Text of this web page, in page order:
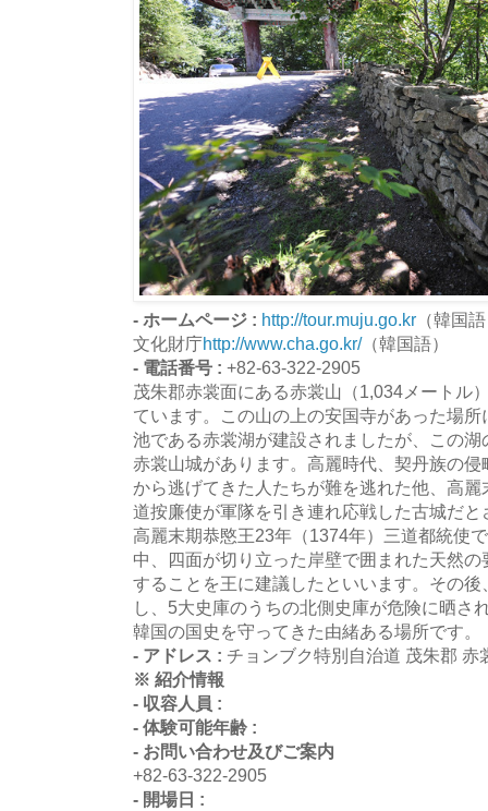
- ホームページ : http://tour.muju.go.kr （韓国
文化財庁http://www.cha.go.kr/（韓国語）
- 電話番号 : +82-63-322-2905
茂朱郡赤裳面にある赤裳山（1,034メートル
ています。この山の上の安国寺があった場
池である赤裳湖が建設されましたが、この
赤裳山城があります。高麗時代、契丹族の
から逃げてきた人たちが難を逃れた他、高
道按廉使が軍隊を引き連れ応戦した古城だと
高麗末期恭愍王23年（1374年）三道都統使
中、四面が切り立った岸壁で囲まれた天然
することを王に建議したといいます。その
し、5大史庫のうちの北側史庫が危険に晒さ
韓国の国史を守ってきた由緒ある場所です。
- アドレス : チョンブク特別自治道 茂朱郡 赤
※ 紹介情報
- 収容人員 :
- 体験可能年齢 :
- お問い合わせ及びご案内
+82-63-322-2905
- 開場日 :